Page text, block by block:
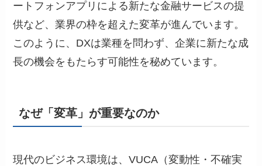
ートフォンアプリによる新たな金融サービスの提
供など、業界の枠を超えた変革が進んでいます。
このように、DXは業種を問わず、企業に新たな成
長の機会をもたらす可能性を秘めています。
なぜ「変革」が重要なのか
現代のビジネス環境は、VUCA（変動性・不確実